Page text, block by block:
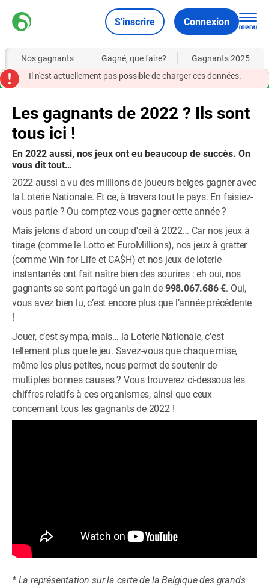
S'inscrire Connexion
Nos gagnants Gagné, que faire?
Gagnants 2025
Il n'est actuellement pas possible de charger ces données.
Les gagnants de 2022 ? Ils sont
tous ici !
En 2022 aussi, nos jeux ont eu beaucoup de succès. On
vous dit tout…
2022 aussi a vu des millions de joueurs belges gagner avec
la Loterie Nationale. Et ce, à travers tout le pays. En faisiez-
vous partie ? Ou comptez-vous gagner cette année ?
Mais jetons d'abord un coup d'œil à 2022… Car nos jeux à
tirage (comme le Lotto et EuroMillions), nos jeux à gratter
(comme Win for Life et CA$H) et nos jeux de loterie
instantanés ont fait naître bien des sourires : eh oui, nos
gagnants se sont partagé un gain de998.067.686 €. Oui,
vous avez bien lu, c’est encore plus que l’année précédente
!
Jouer, c’est sympa, mais… la Loterie Nationale, c'est
tellement plus que le jeu. Savez-vous que chaque mise,
même les plus petites, nous permet de soutenir de
multiples bonnes causes ? Vous trouverez ci-dessous les
chiffres relatifs à ces organismes, ainsi que ceux
concernant tous les gagnants de 2022 !
* La représentation sur la carte de la Belgique des grands